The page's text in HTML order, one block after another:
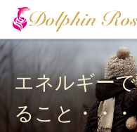
エネルギー
ること・・・